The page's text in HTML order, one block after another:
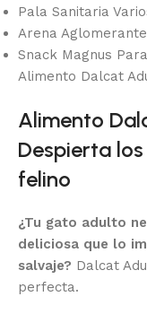
Pala Sanitaria
Arena
Snack Magnus
Alimento Dalcat
Alimento
Despierta
felino
¿Tu gato adulto
deliciosa que lo
salvaje? Dalcat
perfecta.